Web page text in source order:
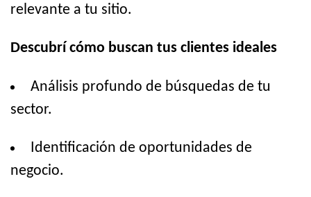
relevante a tu sitio.
Descubrí cómo buscan tus clientes ideales
Análisis profundo de búsquedas de tu
sector.
Identificación de oportunidades de
negocio.